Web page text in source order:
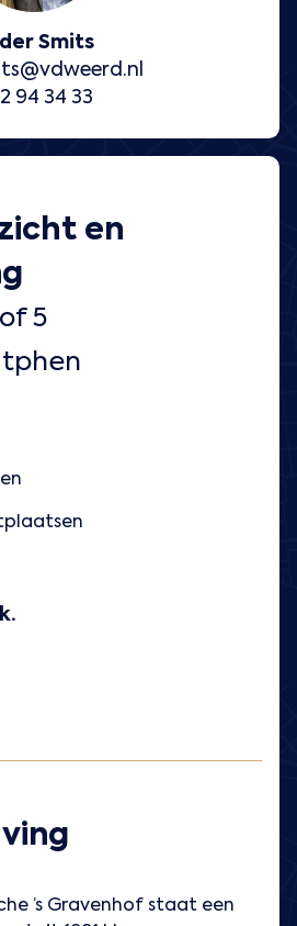
en
5
’s Gravenhof staat een
Smits
94 34 33